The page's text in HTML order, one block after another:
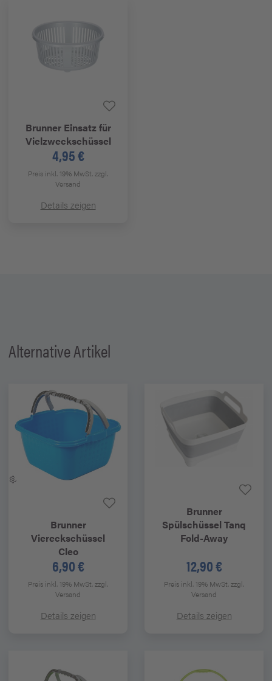
BrunnerEinsatz für
Vielzweckschüssel
4,95 €
Preis inkl. 19% MwSt.zzgl.
Versand
Details zeigen
Alternative Artikel
Brunner
Viereckschüssel
Cleo
6,90 €
Preis inkl. 19% MwSt.zzgl.
Versand
Details zeigen
Brunner
Spülschüssel Tanq
Fold-Away
12,90 €
Preis inkl. 19% MwSt.zzgl.
Versand
Details zeigen